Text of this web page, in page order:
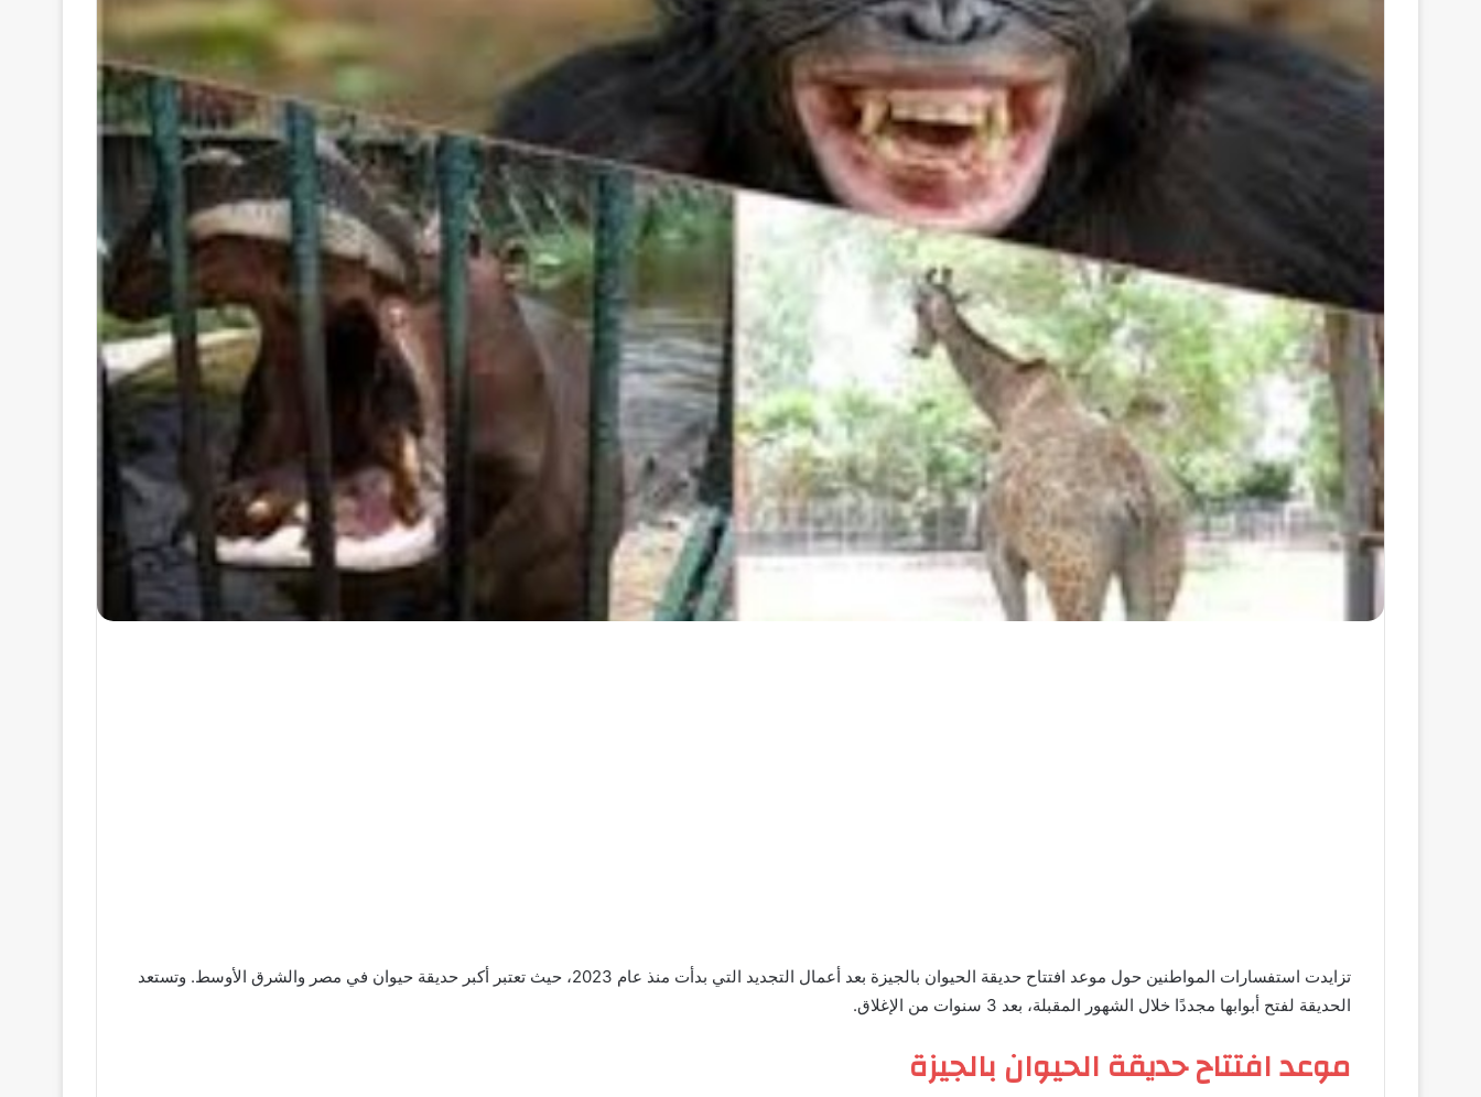
تزايدت استفسارات المواطنين حول موعد افتتاح حديقة الحيوان بالجيزة بعد أعمال التجديد التي بدأت منذ عام 2023، حيث تعتبر أكبر حديقة حيوان في مصر والشرق الأوسط. وتستعد
الحديقة لفتح أبوابها مجددًا خلال الشهور المقبلة، بعد 3 سنوات من الإغلاق.
موعد افتتاح حديقة الحيوان بالجيزة